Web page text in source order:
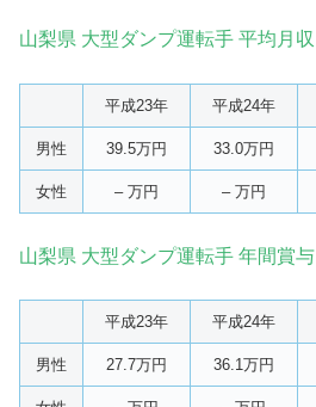
山梨県 大型ダンプ運転手 平均月収
平成23年 平成24年
男性 39.5万円 33.0万円
女性 – 万円 – 万円
山梨県 大型ダンプ運転手 年間賞与
平成23年 平成24年
男性 27.7万円 36.1万円